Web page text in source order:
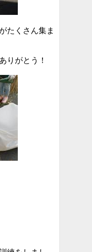
たくさん集ま
りがとう！